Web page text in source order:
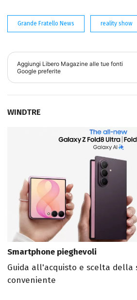
Grande Fratello News reality show
Aggiungi Libero Magazine alle tue fonti
Google preferite
WINDTRE
Smartphone pieghevoli
Guida all'acquisto e scelta della
conveniente